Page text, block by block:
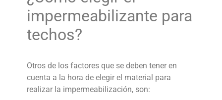
impermeabilizante para
techos?
Otros de los factores que se deben tener en
cuenta a la hora de elegir el material para
realizar la impermeabilización, son: